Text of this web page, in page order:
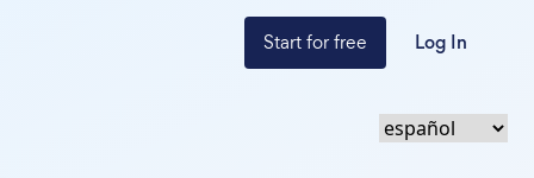
Start for free Log In